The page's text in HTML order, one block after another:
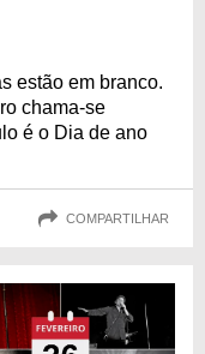
estão em branco.
chama-se
é o Dia de ano
COMPARTILHAR